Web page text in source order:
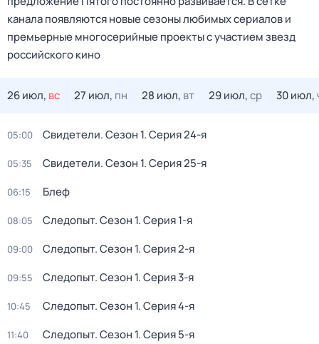
канала появляются новые сезоны любимых сериалов и
премьерные многосерийные проекты с участием звезд
российского кино
26 июл, вс 27 июл, пн 28 июл, вт 29 июл,ср 30 июл,
05:00 Свидетели. Сезон 1. Серия 24-я
05:35 Свидетели. Сезон 1. Серия 25-я
06:15 Блеф
08:05 Следопыт. Сезон 1. Серия 1-я
09:00 Следопыт. Сезон 1. Серия 2-я
09:55 Следопыт. Сезон 1. Серия 3-я
10:45 Следопыт. Сезон 1. Серия 4-я
11:40 Следопыт. Сезон 1. Серия 5-я